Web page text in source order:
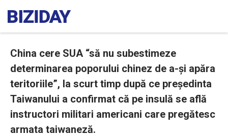
China cere SUA “să nu subestimeze
determinarea poporului chinez de a-și apăra
teritoriile”, la scurt timp după ce președinta
Taiwanului a confirmat că pe insulă se află
instructori militari americani care pregătesc
armata taiwaneză.